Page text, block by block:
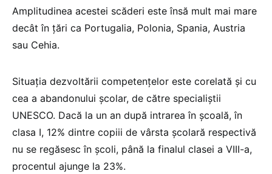
Amplitudinea acestei scăderi este însă mult mai mare
decât în ţări ca Portugalia, Polonia, Spania, Austria
sau Cehia.
Situaţia dezvoltării competenţelor este corelată şi cu
cea a abandonului şcolar, de către specialiştii
UNESCO. Dacă la un an după intrarea în şcoală, în
clasa I, 12% dintre copiii de vârsta şcolară respectivă
nu se regăsesc în şcoli, până la finalul clasei a VIII-a,
procentul ajunge la 23%.